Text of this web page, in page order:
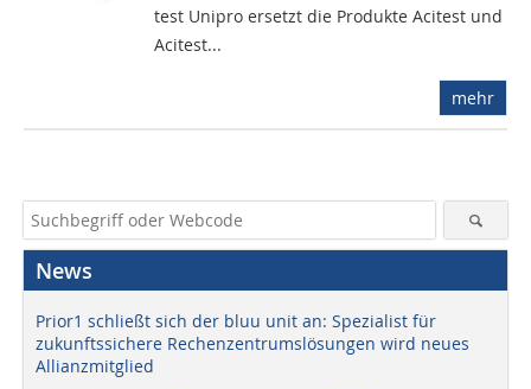
test Unipro ersetzt die Produkte Acitest und
Acitest...
mehr
News
Prior1 schließt sich der bluu unit an: Spezialist für
zukunftssichere Rechenzentrumslösungen wird neues
Allianzmitglied